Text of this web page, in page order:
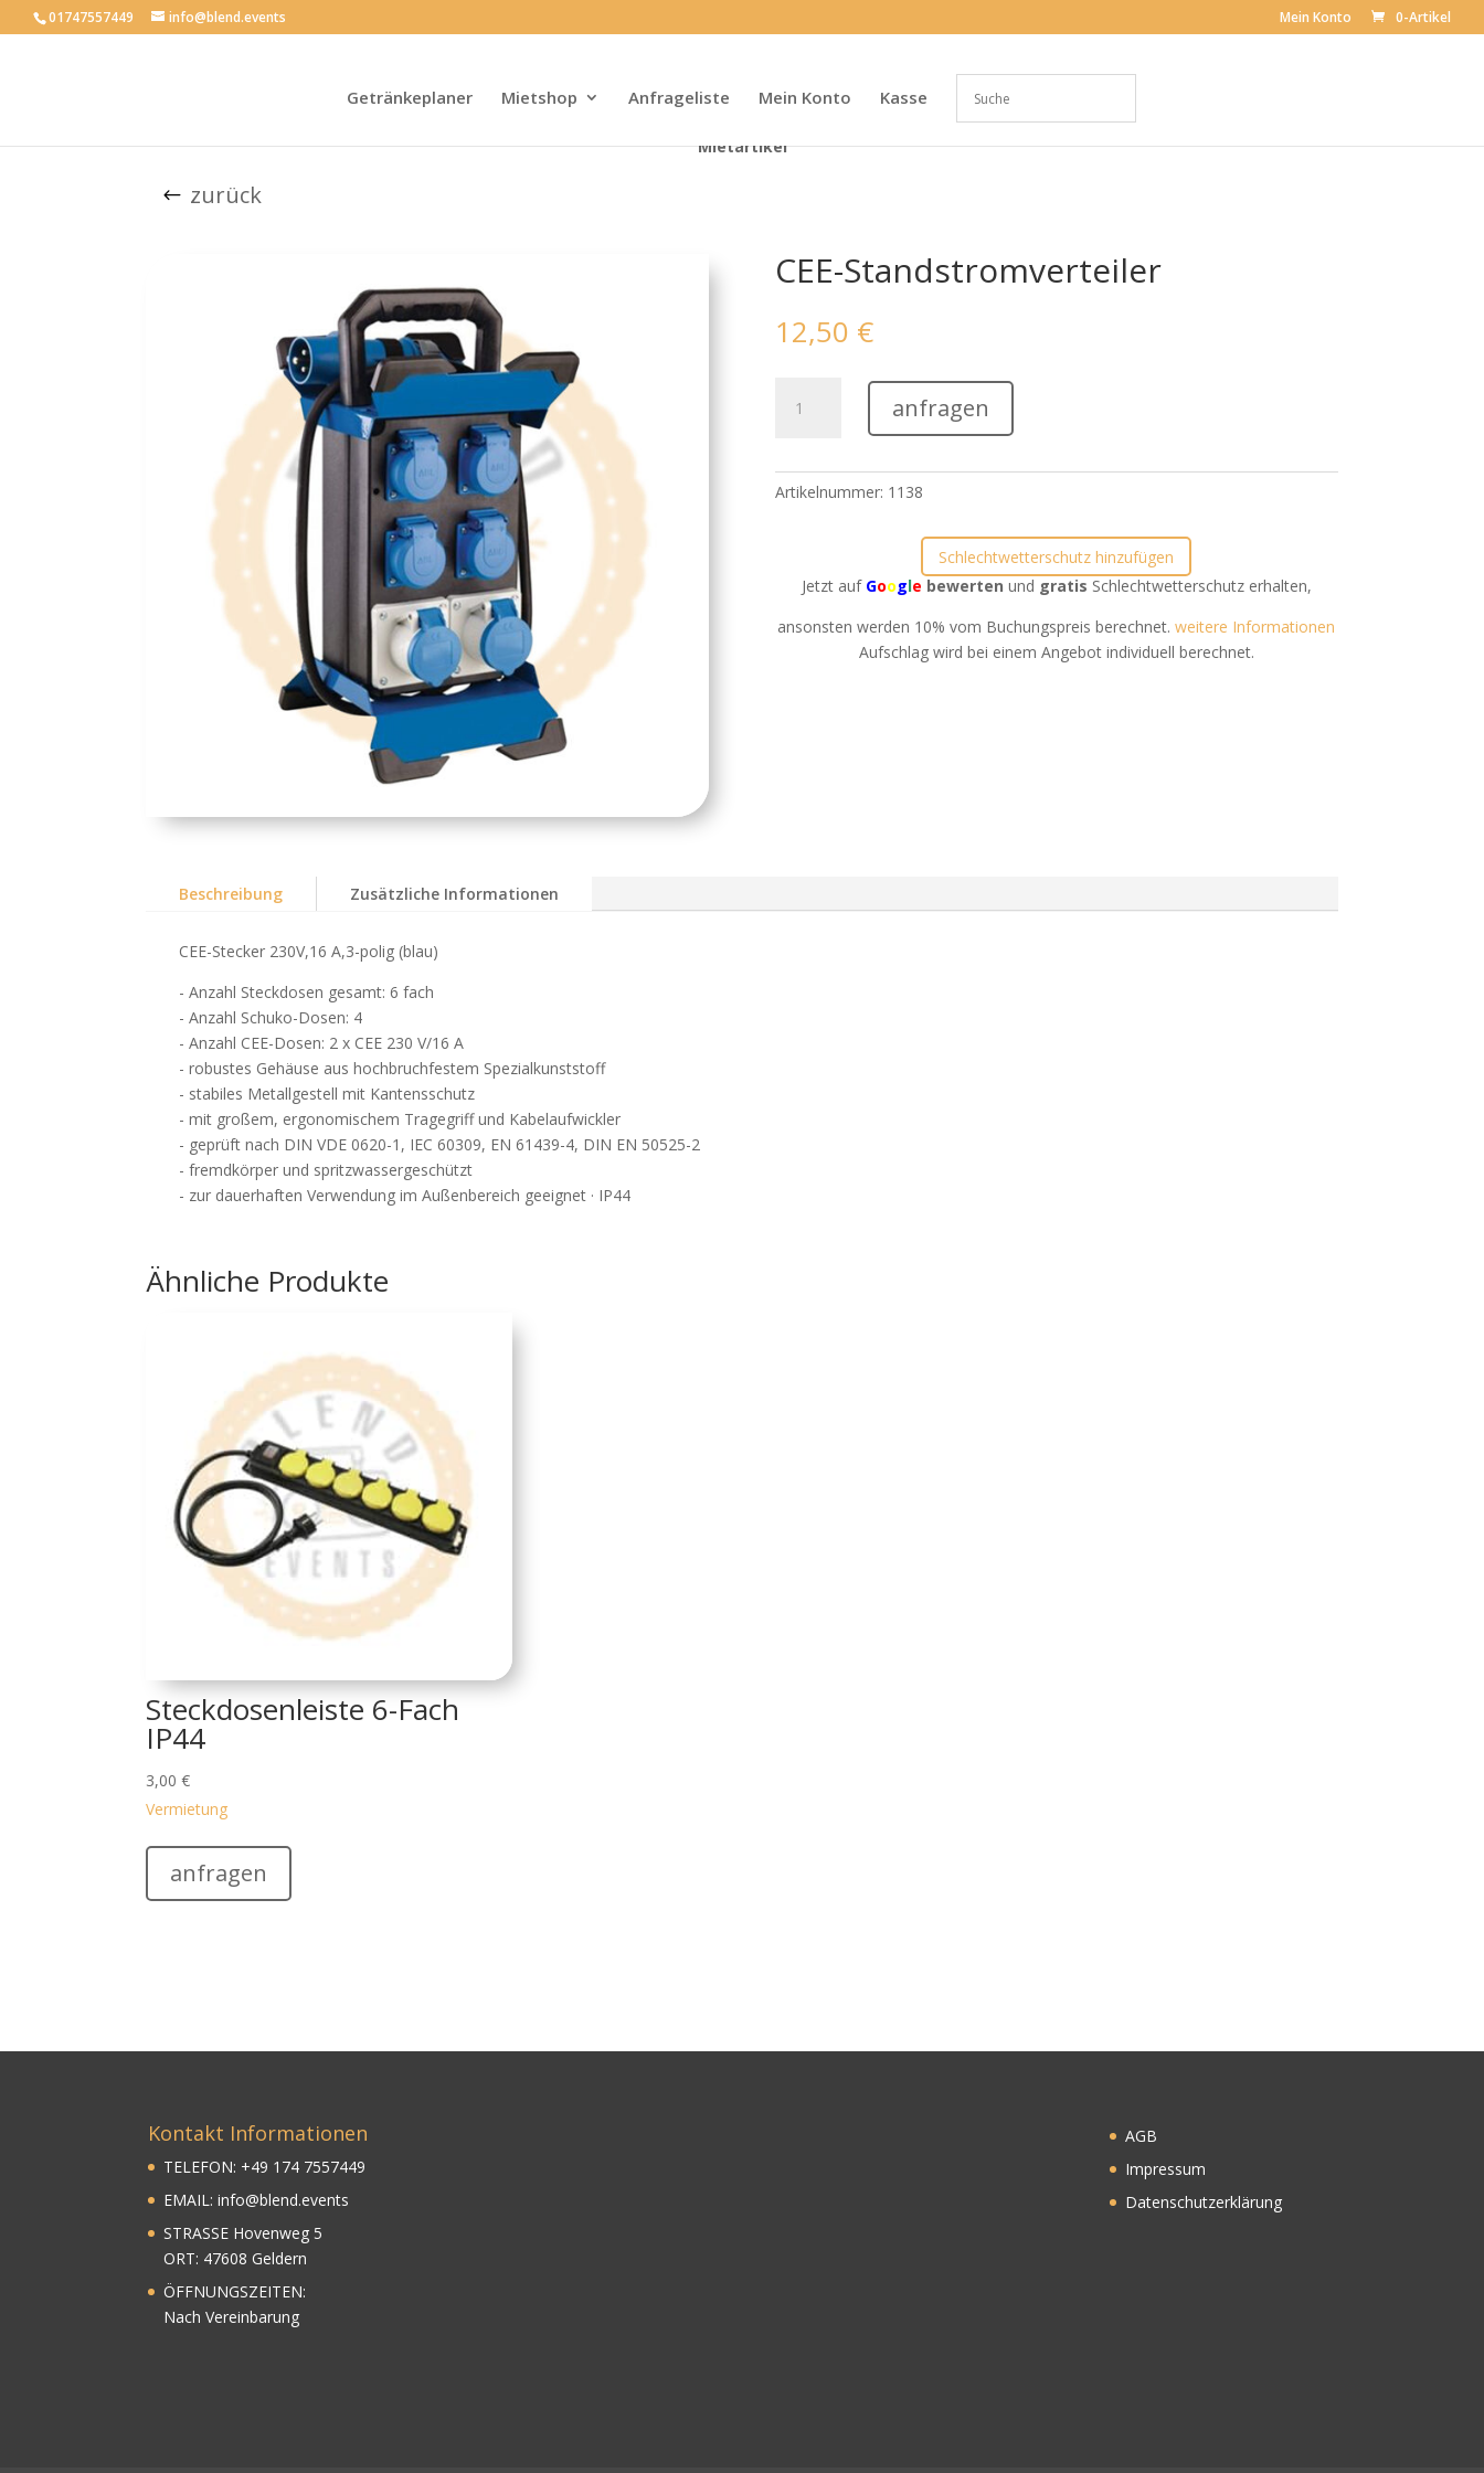
01747557449 info@blend.events Mein Konto 0-Artikel
Getränkeplaner Mietshop Anfrageliste Mein Konto Kasse
Mietartikel
zurück
CEE-Standstromverteiler
12,50 €
Standstromverteileranfragen
Artikelnummer: 1138
Schlechtwetterschutz hinzufügen
Jetzt auf Google bewerten und gratis Schlechtwetterschutz erhalten,
ansonsten werden 10% vom Buchungspreis berechnet.weitere Informationen
Aufschlag wird bei einem Angebot individuell berechnet.
Beschreibung Zusätzliche Informationen
CEE-Stecker 230V,16 A,3-polig (blau)
- Anzahl Steckdosen gesamt: 6 fach
- Anzahl Schuko-Dosen: 4
- Anzahl CEE-Dosen: 2 x CEE 230 V/16 A
- robustes Gehäuse aus hochbruchfestem Spezialkunststoff
- stabiles Metallgestell mit Kantensschutz
- mit großem, ergonomischem Tragegriff und Kabelaufwickler
- geprüft nach DIN VDE 0620-1, IEC 60309, EN 61439-4, DIN EN 50525-2
- fremdkörper und spritzwassergeschützt
- zur dauerhaften Verwendung im Außenbereich geeignet · IP44
Ähnliche Produkte
Steckdosenleiste 6-Fach
IP44
3,00 €
Vermietung
anfragen
Kontakt Informationen
TELEFON: +49 174 7557449
EMAIL:info@blend.events
STRASSE Hovenweg 5
ORT: 47608 Geldern
ÖFFNUNGSZEITEN:
Nach Vereinbarung
AGB
Impressum
Datenschutzerklärung